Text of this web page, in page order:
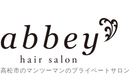
高松市のマンツーマンのプライベートサロン